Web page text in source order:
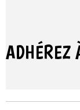
ADHÉREZ